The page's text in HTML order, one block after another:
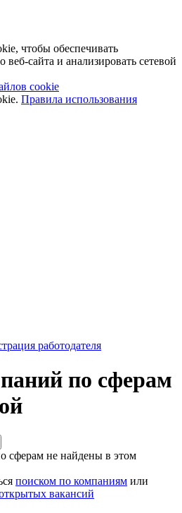
чтобы обеспечивать
сайта и анализировать сетевой
cookie
Правила использования
работодателя
по сферам
сферам не найдены в этом
поиском по компаниям или
вакансий